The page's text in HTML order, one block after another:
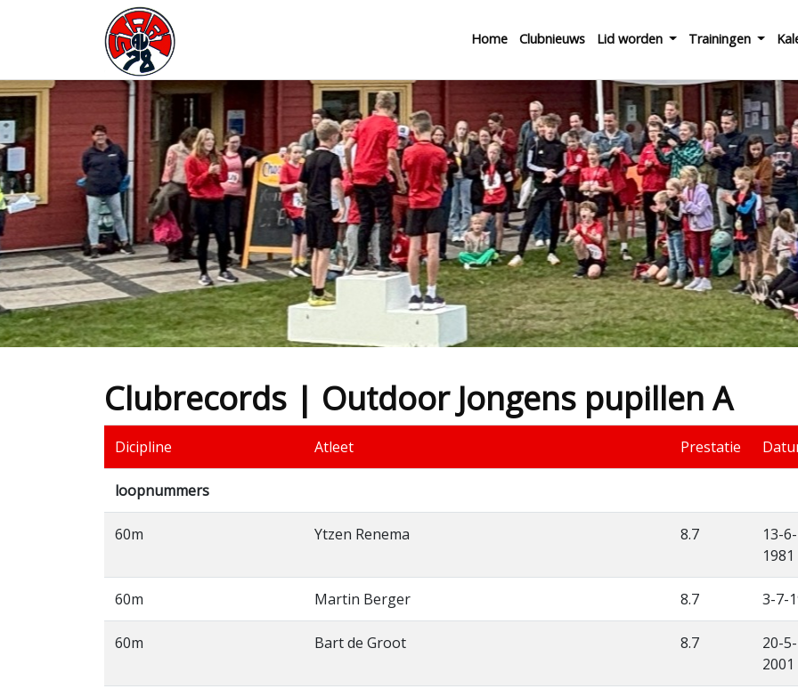
Home Clubnieuws Lid worden Trainingen
Clubrecords | Outdoor Jongens pupillen A
Dicipline Atleet Prestatie
loopnummers
60m Ytzen Renema 8.7
13-6-
1981
60m Martin Berger 8.7 3-7-
60m Bart de Groot 8.7
20-5-
2001